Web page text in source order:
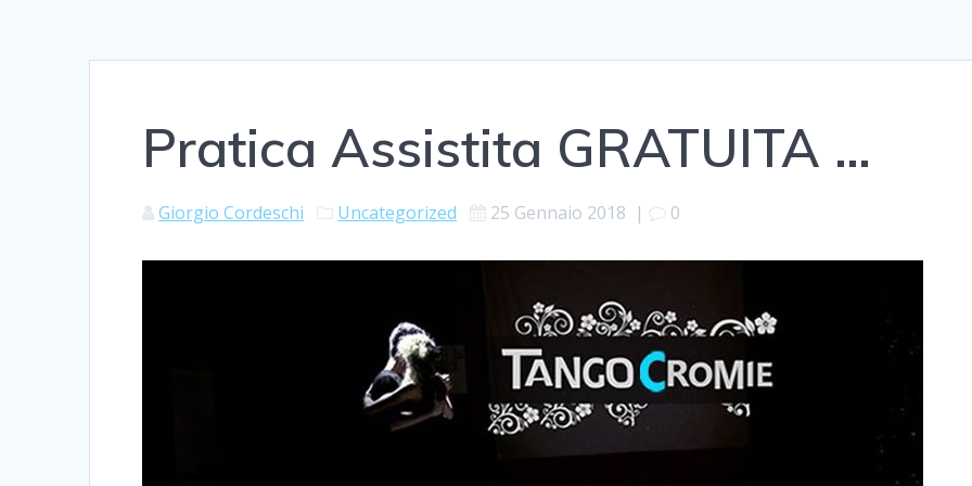
Pratica Assistita GRATUITA …
Giorgio Cordeschi Uncategorized 25 Gennaio 2018 | 0